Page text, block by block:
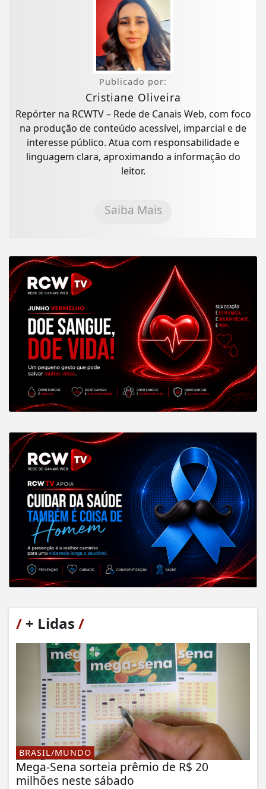
Publicado por:
Cristiane Oliveira
Repórter na RCWTV – Rede de Canais Web, com foco
na produção de conteúdo acessível, imparcial e de
interesse público. Atua com responsabilidade e
linguagem clara, aproximando a informação do
leitor.
Saiba Mais
/ + Lidas /
BRASIL/MUNDO
Mega-Sena sorteia prêmio de R$ 20
milhões neste sábado